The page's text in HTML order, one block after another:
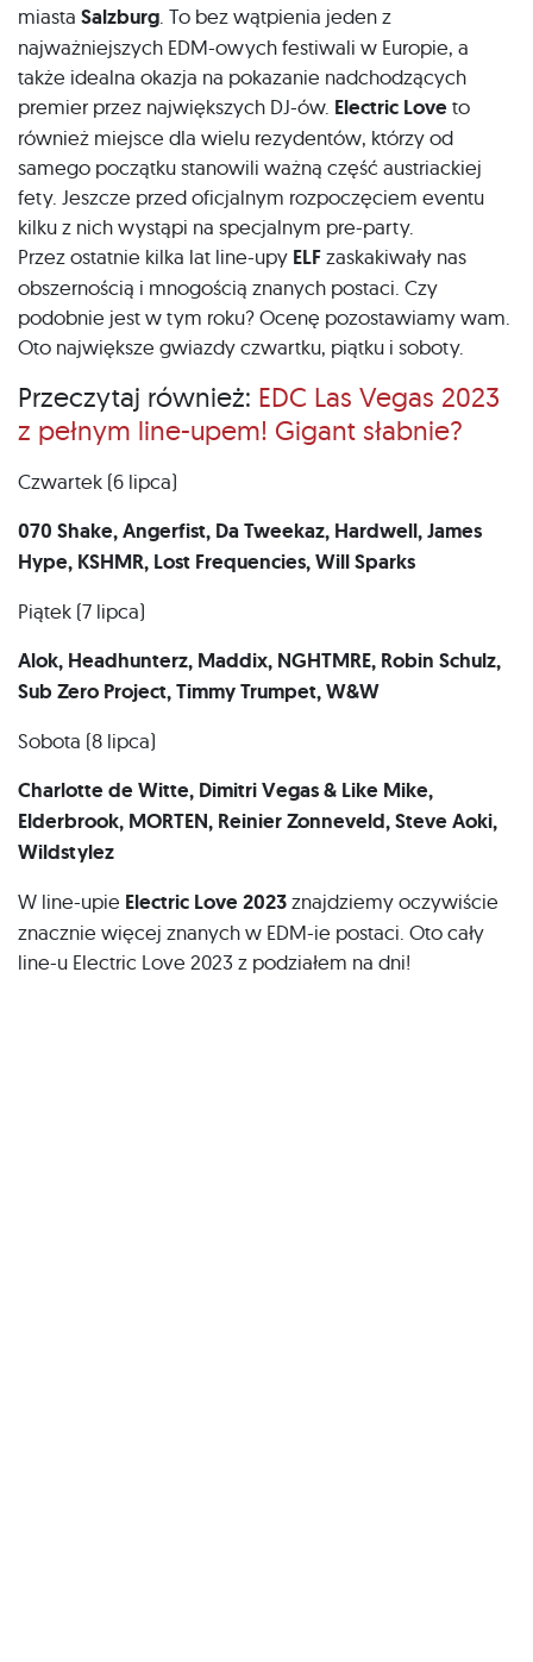
miasta Salzburg . To bez wątpienia jeden z
najważniejszych EDM-owych festiwali w Europie, a
także idealna okazja na pokazanie nadchodzących
premier przez największych DJ-ów. Electric Love to
również miejsce dla wielu rezydentów, którzy od
samego początku stanowili ważną część austriackiej
fety. Jeszcze przed oficjalnym rozpoczęciem eventu
kilku z nich wystąpi na specjalnym pre-party.
Przez ostatnie kilka lat line-upy ELFzaskakiwały nas
obszernością i mnogością znanych postaci. Czy
podobnie jest w tym roku? Ocenę pozostawiamy wam.
Oto największe gwiazdy czwartku, piątku i soboty.
Przeczytaj również: EDC Las Vegas 2023
z pełnym line-upem! Gigant słabnie?
Czwartek (6 lipca)
070 Shake, Angerfist, Da Tweekaz, Hardwell, James
Hype, KSHMR, Lost Frequencies, Will Sparks
Piątek (7 lipca)
Alok, Headhunterz, Maddix, NGHTMRE, Robin Schulz,
Sub Zero Project, Timmy Trumpet, W&W
Sobota (8 lipca)
Charlotte de Witte, Dimitri Vegas & Like Mike,
Elderbrook, MORTEN, Reinier Zonneveld, Steve Aoki,
Wildstylez
W line-upie Electric Love 2023znajdziemy oczywiście
znacznie więcej znanych w EDM-ie postaci. Oto cały
line-u Electric Love 2023 z podziałem na dni!